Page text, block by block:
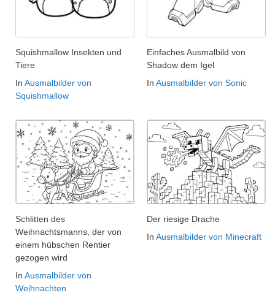
Squishmallow Insekten und
Tiere
In Ausmalbilder von
Squishmallow
Einfaches Ausmalbild von
Shadow dem Igel
In Ausmalbilder von Sonic
Schlitten des
Weihnachtsmanns, der von
einem hübschen Rentier
gezogen wird
In Ausmalbilder von
Weihnachten
Der riesige Drache
In Ausmalbilder von Minecraft